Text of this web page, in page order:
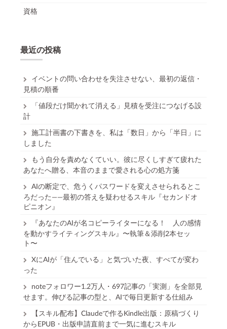
資格
最近の投稿
イベントの問い合わせを失注させない、最初の返信・
見積の順番
「値段だけ聞かれて消える」見積を受注につなげる設
計
施工計画書の下書きを、私は「数日」から「半日」に
しました
もう自分を責めなくていい。彼に尽くしすぎて疲れた
あなたへ贈る、本音のままで愛される心の処方箋
AIの断定で、危うくパスワードを変えさせられるとこ
ろだった——最初の答えを疑わせるスキル『セカンドオ
ピニオン』
『あなたのAIが名コピーライターになる！ 人の感情
を動かすライティングスキル』〜執筆＆添削2本セッ
ト〜
XにAIが「住んでいる」と気づいた夜、すべてが変わ
った
noteフォロワー1.2万人・697記事の「実測」を全部見
せます。伸びる記事の型と、AIで毎日更新する仕組み
【スキル配布】Claudeで作るKindle出版：原稿づくり
からEPUB・出版申請直前まで一気に進むスキル